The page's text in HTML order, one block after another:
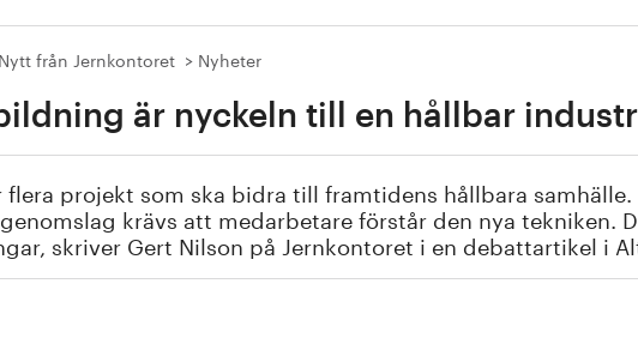
Nytt från Jernkontoret Nyheter
är nyckeln till en hållbar
projekt som ska bidra till framtidens hållbara
krävs att medarbetare förstår den nya tekniken.
skriver Gert Nilson på Jernkontoret i en debattartikel i